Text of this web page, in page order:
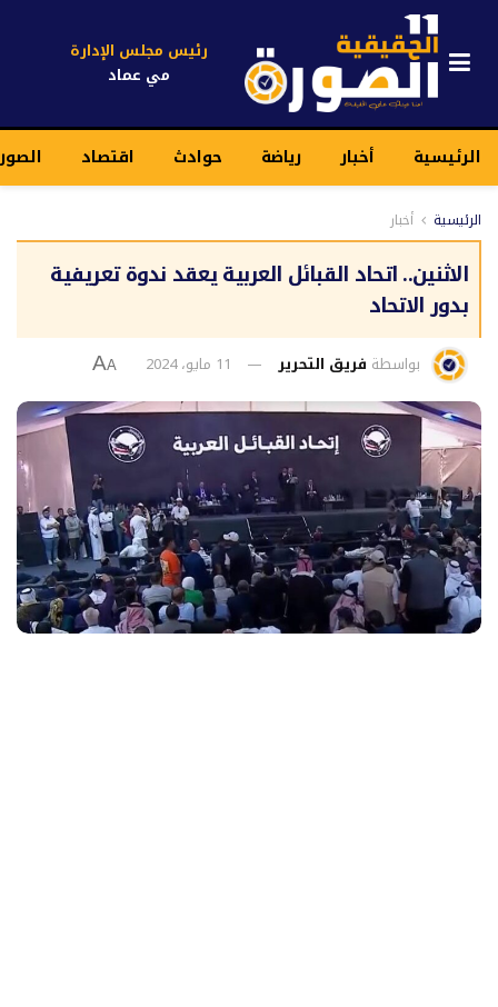
رئيس مجلس الإدارة
مي عماد
الرئيسية أخبار رياضة حوادث اقتصاد
الرئيسية أخبار
الاثنين.. اتحاد القبائل العربية يعقد ندوة تعريفية
بدور الاتحاد
بواسطة فريق التحرير 11 مايو، 2024 A
A